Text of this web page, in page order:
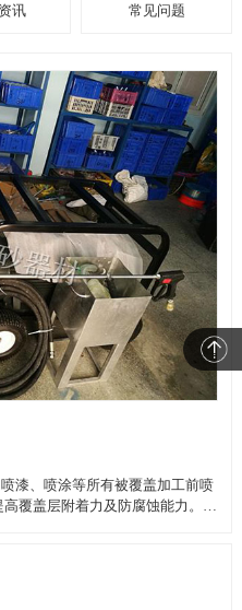
讯 常见问题
覆盖层附着力及防腐蚀能力。铸